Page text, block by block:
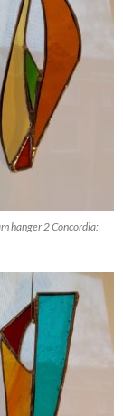
hanger 2 Concordia: